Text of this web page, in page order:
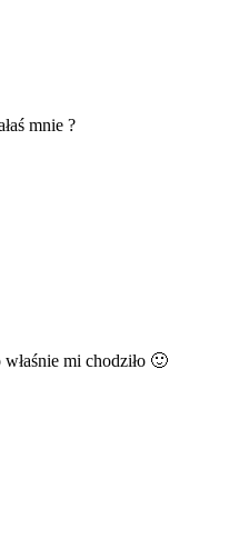
mnie ?
mi chodziło 🙂